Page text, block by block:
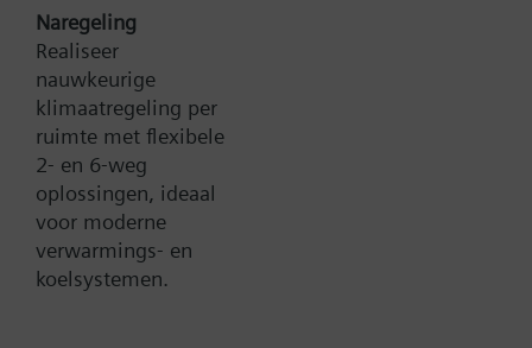
Documenten
Technische samenvatting
Naregeling
Realiseer
nauwkeurige
klimaatregeling per
ruimte met flexibele
2- en 6-weg
oplossingen, ideaal
voor moderne
verwarmings- en
koelsystemen.
Contact